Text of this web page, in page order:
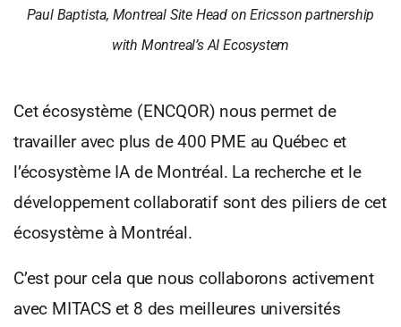
Paul Baptista, Montreal Site Head on Ericsson partnership
with Montreal’s AI Ecosystem
Cet écosystème (ENCQOR) nous permet de
travailler avec plus de 400 PME au Québec et
l’écosystème IA de Montréal. La recherche et le
développement collaboratif sont des piliers de cet
écosystème à Montréal.
C’est pour cela que nous collaborons activement
avec MITACS et 8 des meilleures universités